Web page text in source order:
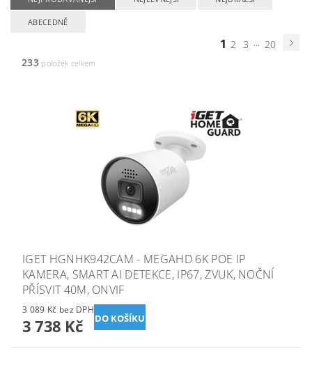
ABECEDNĚ
1 2 3 ... 20
233položek celkem
IGET HGNHK942CAM - MEGAHD 6K POE IP
KAMERA, SMART AI DETEKCE, IP67, ZVUK, NOČNÍ
PŘÍSVIT 40M, ONVIF
3 089 Kč bez DPH
3 738 Kč